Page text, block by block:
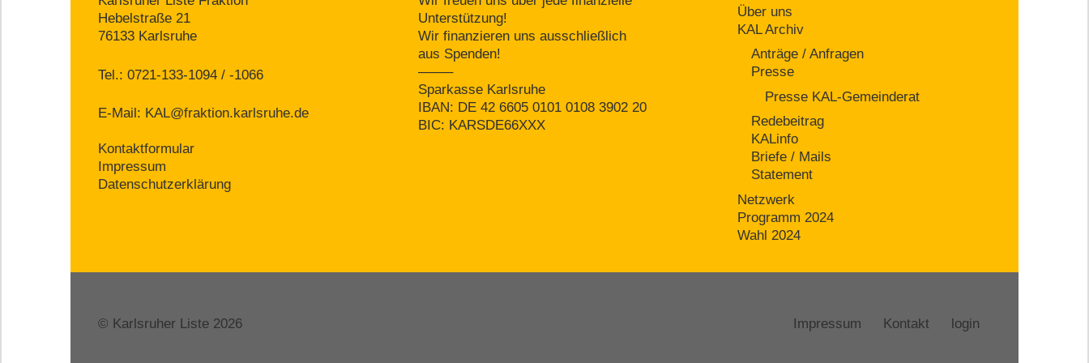
Hebelstraße 21
76133 Karlsruhe
Tel.: 0721-133-1094 / -1066
E-Mail: KAL@fraktion.karlsruhe.de
Kontaktformular
Impressum
Datenschutzerklärung
Unterstützung!
Wir finanzieren uns ausschließlich
aus Spenden!
——–
Sparkasse Karlsruhe
IBAN: DE 42 6605 0101 0108 3902 20
BIC: KARSDE66XXX
Über uns
KAL Archiv
Anträge / Anfragen
Presse
Presse KAL-Gemeinderat
Redebeitrag
KALinfo
Briefe / Mails
Statement
Netzwerk
Programm 2024
Wahl 2024
Impressum Kontakt login
© Karlsruher Liste 2026